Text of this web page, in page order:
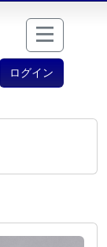
ログイン